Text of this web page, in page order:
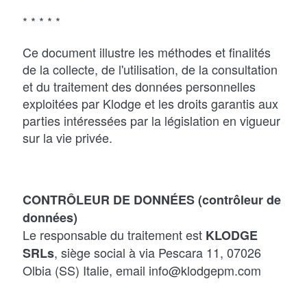
* * * * *
Ce document illustre les méthodes et finalités
de la collecte, de l'utilisation, de la consultation
et du traitement des données personnelles
exploitées par Klodge et les droits garantis aux
parties intéressées par la législation en vigueur
sur la vie privée.
CONTRÔLEUR DE DONNÉES (contrôleur de
données)
Le responsable du traitement est KLODGE
SRLs, siège social à via Pescara 11, 07026
Olbia (SS) Italie, email info@klodgepm.com